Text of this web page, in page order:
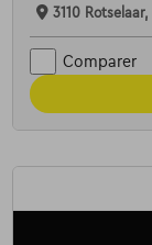
3110 Rotselaar,
Comparer